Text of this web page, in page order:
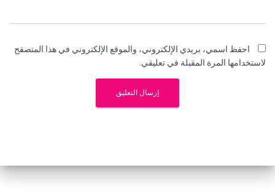
احفظ اسمي، بريدي الإلكتروني، والموقع الإلكتروني في هذا المتصفح
لاستخدامها المرة المقبلة في تعليقي.